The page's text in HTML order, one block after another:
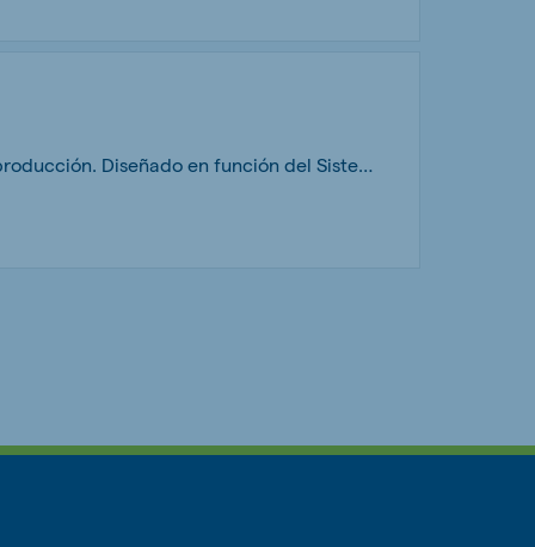
Melkum Lactación es un pienso granulado en 3.5 mm para cabras de leche de alta producción. Diseñado en función del Sistema SFOS De Heus para potenciar los picos de producción de cabras de alto potencial genético.